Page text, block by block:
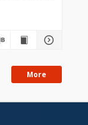
More